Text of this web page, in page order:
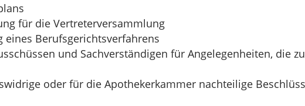
für die Vertreterversammlung
eines Berufsgerichtsverfahrens
und Sachverständigen für Angelegenheiten, die zu
oder für die Apothekerkammer nachteilige